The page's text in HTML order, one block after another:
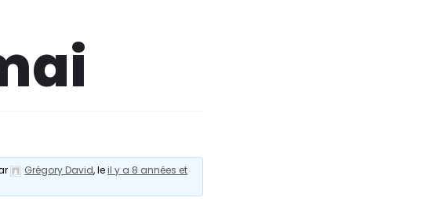
Grégory David, leil y a 8 années et